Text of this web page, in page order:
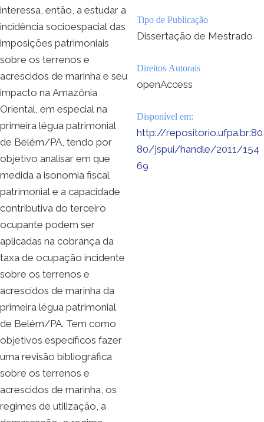
interessa, então, a estudar a
incidência socioespacial das
imposições patrimoniais
sobre os terrenos e
acrescidos de marinha e seu
impacto na Amazônia
Oriental, em especial na
primeira légua patrimonial
de Belém/PA, tendo por
objetivo analisar em que
medida a isonomia fiscal
patrimonial e a capacidade
contributiva do terceiro
ocupante podem ser
aplicadas na cobrança da
taxa de ocupação incidente
sobre os terrenos e
acrescidos de marinha da
primeira légua patrimonial
de Belém/PA. Tem como
objetivos específicos fazer
uma revisão bibliográfica
sobre os terrenos e
acrescidos de marinha, os
regimes de utilização, a
Tipo de Publicação
Dissertação de Mestrado
Direitos Autorais
openAccess
Disponível em:
http://repositorio.ufpa.br:80
80/jspui/handle/2011/154
69